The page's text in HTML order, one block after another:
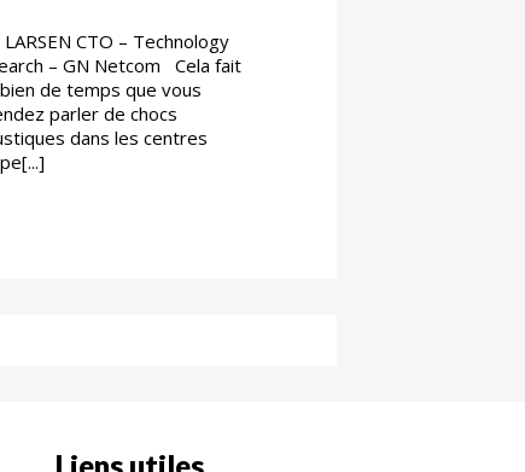
LARSEN CTO – Technology
– GN Netcom Cela fait
de temps que vous
parler de chocs
dans les centres
Liens utiles